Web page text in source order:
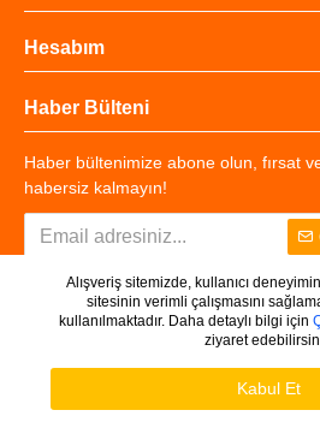
Hesabım
Haber Bülteni
Haber bültenimize abone olun, fırsat
habersiz kalmayın!
Copyright © 2025 - Tüm
Alışveriş sitemizde, kullanıcı
sitesinin verimli çalışmasını
kullanılmaktadır. Daha detaylı bilgi için
ziyaret
Kabul Et
Ürünleri